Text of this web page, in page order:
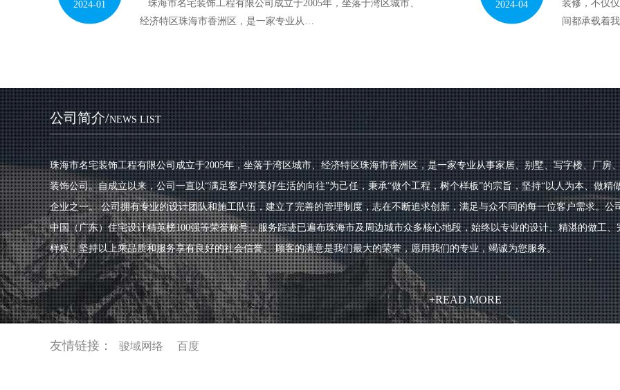
2024-01
珠海市名宅装饰工程有限公司成立于2005年，坐落于湾区城市、
经济特区珠海市香洲区，是一家专业从…
2024-04
装修，不仅
间都承载着
公司简介/NEWS LIST
珠海市名宅装饰工程有限公司成立于2005年，坐落于湾区城市、经济特区珠海市香洲区，是一家专业从事家居、别墅、写字楼、厂
装饰公司。自成立以来，公司一直以“满足客户对美好生活的向往”为己任，秉承“做个工程，树个样板”的宗旨，坚持“以人为本、做
企业之一。 公司拥有专业的设计团队和施工队伍，建立了完善的管理制度，志在不断追求创新，满足与众不同的每一位客户需求。
中国（广东）住宅设计精英榜100强等荣誉称号，服务踪迹已遍布珠海市及周边城市众多核心地段，始终以专业的设计、精湛的做工
样板，坚持以上乘品质和服务享有良好的社会信誉。 顾客的满意是我们最大的荣誉，愿用我们的专业，竭诚为您服务。
+READ MORE
友情链接： 骏域网络 百度